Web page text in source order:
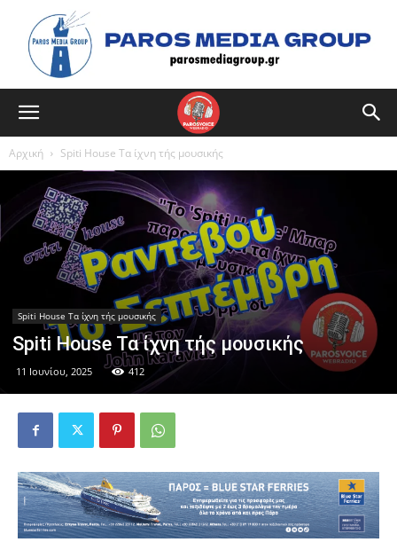
Αρχική Spiti House Τα ίχνη τής μουσικής
Spiti House Τα ίχνη τής μουσικής
Spiti House Τα ίχνη τής μουσικής
11 Ιουνίου, 2025 412